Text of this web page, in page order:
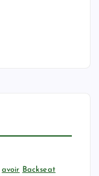
avoir Backseat